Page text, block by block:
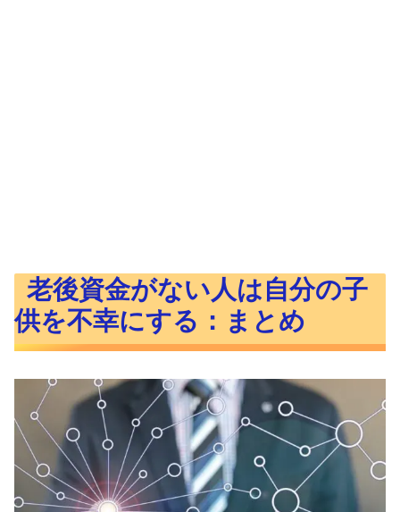
老後資金がない人は自分の子
供を不幸にする：まとめ